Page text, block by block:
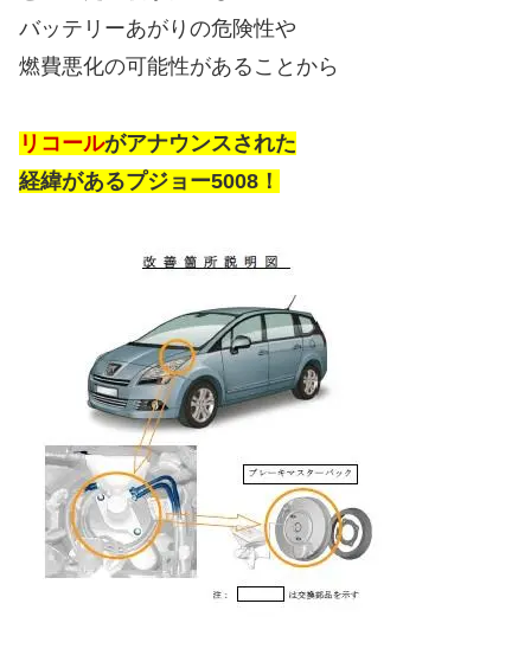
バッテリーあがりの危険性や
燃費悪化の可能性があることから
リコールがアナウンスされた
経緯があるプジョー5008！